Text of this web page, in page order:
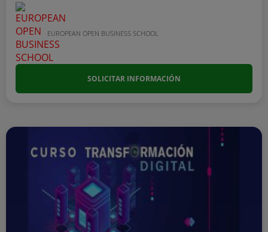
EUROPEAN OPEN BUSINESS SCHOOL
SOLICITAR INFORMACIÓN